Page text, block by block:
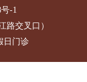
-1
路交叉口）
日门诊